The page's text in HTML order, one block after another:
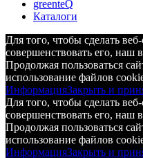
greenteQ
Каталоги
Для того, чтобы сделать
совершенствовать его, наш
Продолжая пользоваться
использование файлов
ИнформацияЗакрыть и
Для того, чтобы сделать
совершенствовать его, наш
Продолжая пользоваться
использование файлов
ИнформацияЗакрыть и